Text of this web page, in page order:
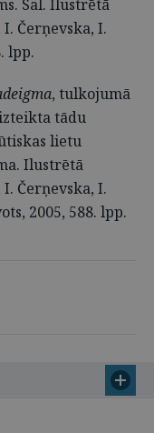
Sal. Ilustrētā
Čerņevska, I.
lpp.
, tulkojumā
tādu
lietu
Ilustrētā
Čerņevska, I.
2005, 588. lpp.